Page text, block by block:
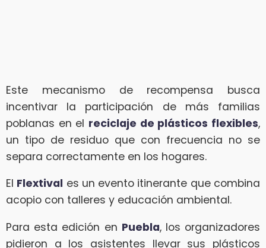
Este mecanismo de recompensa busca
incentivar la participación de más familias
poblanas en el reciclaje de plásticos flexibles,
un tipo de residuo que con frecuencia no se
separa correctamente en los hogares.
El Flextival es un evento itinerante que combina
acopio con talleres y educación ambiental.
Para esta edición en Puebla, los organizadores
pidieron a los asistentes llevar sus plásticos